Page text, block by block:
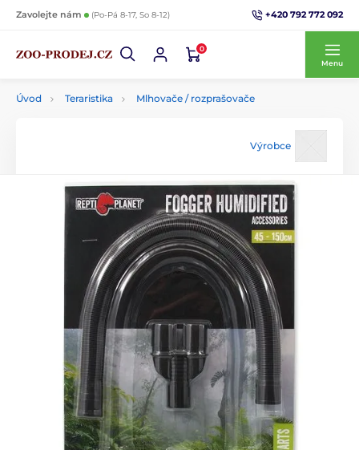
Zavolejte nám (Po-Pá 8-17, So 8-12) +420 792 772 092
0
Menu
Úvod Teraristika Mlhovače / rozprašovače
Výrobce